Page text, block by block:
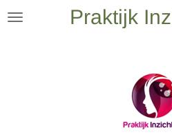
Ga
Praktijk